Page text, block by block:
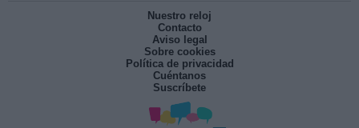
Nuestro reloj
Contacto
Aviso legal
Sobre cookies
Política de privacidad
Cuéntanos
Suscríbete